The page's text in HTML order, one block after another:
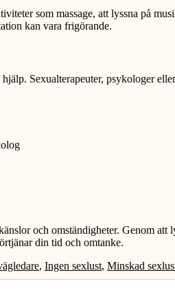
som massage, att lyssna på
kan vara frigörande.
Sexualterapeuter, psykologer
och omständigheter. Genom
din tid och omtanke.
, Ingen sexlust, Minskad